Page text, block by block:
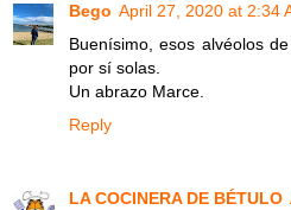
Bego April 27, 2020 at 2:34
Buenísimo, esos alvéolos
por sí solas.
Un abrazo Marce.
Reply
LA COCINERA DE BÉTULO